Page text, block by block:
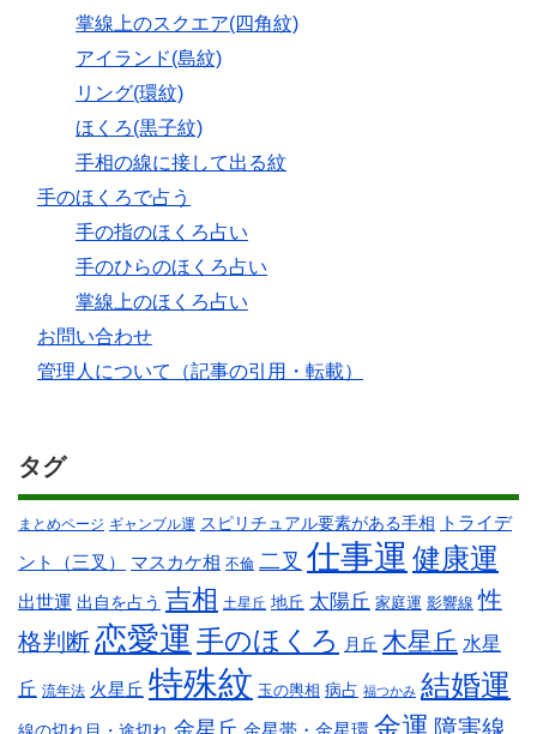
掌線上のスクエア(四角紋)
アイランド(島紋)
リング(環紋)
ほくろ(黒子紋)
手相の線に接して出る紋
手のほくろで占う
手の指のほくろ占い
手のひらのほくろ占い
掌線上のほくろ占い
お問い合わせ
管理人について（記事の引用・転載）
タグ
まとめページ ギャンブル運 スピリチュアル要素がある手相 トライデ
ント（三叉） マスカケ相 不倫 二叉 仕事運 健康運
出世運 出自を占う 吉相 土星丘 地丘 太陽丘 家庭運 影響線 性
格判断恋愛運 手のほくろ 月丘 木星丘 水星
丘 流年法 火星丘 特殊紋 玉の輿相 病占 福つかみ 結婚運
線の切れ目・途切れ 金星丘 金星帯・金星環 金運 障害線